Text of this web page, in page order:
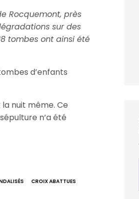
Rocquemont, près
sur des
tombes ont ainsi été
d’enfants
nuit même. Ce
n’a été
CROIX ABATTUES